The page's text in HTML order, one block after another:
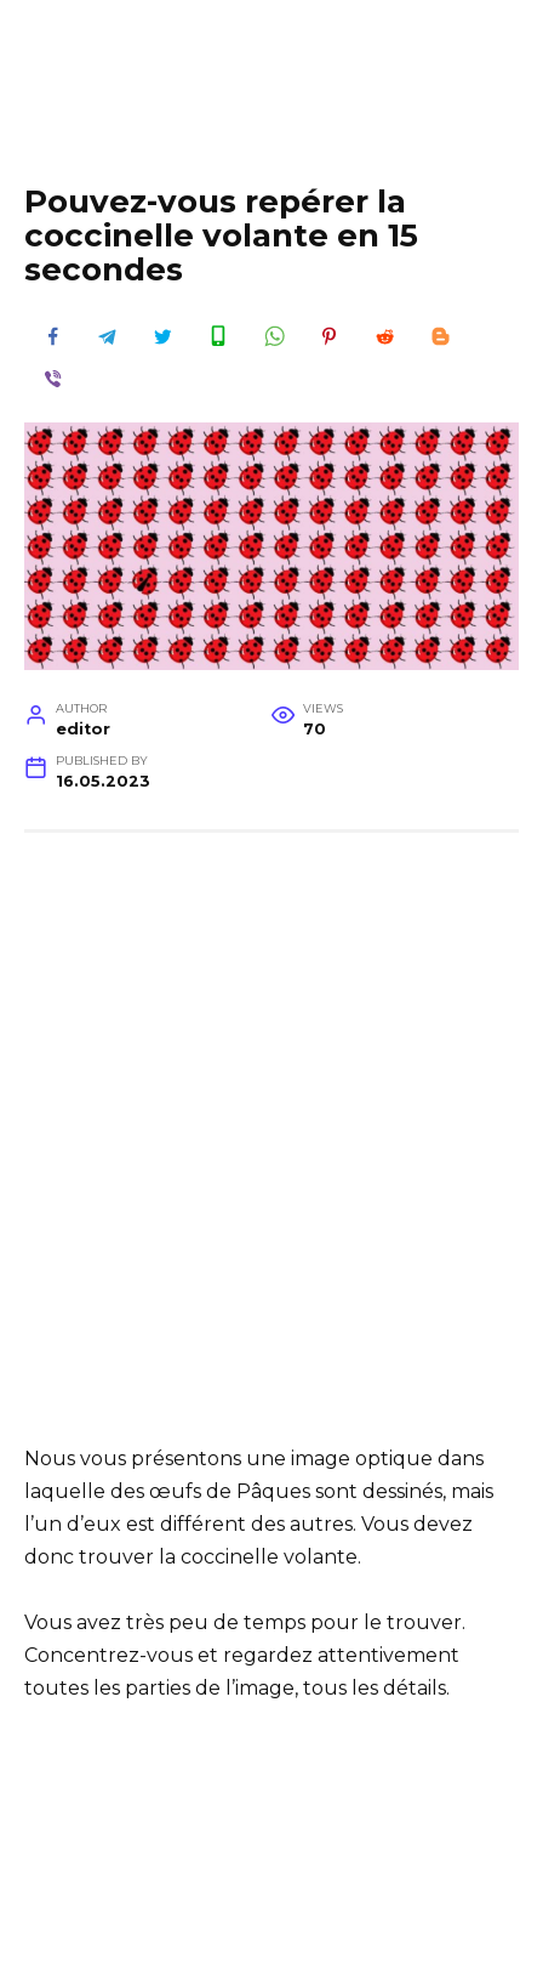
Pouvez-vous repérer la
coccinelle volante en 15
secondes
AUTHOR
editor
VIEWS
70
PUBLISHED BY
16.05.2023
Nous vous présentons une image optique dans
laquelle des œufs de Pâques sont dessinés, mais
l’un d’eux est différent des autres. Vous devez
donc trouver la coccinelle volante.
Vous avez très peu de temps pour le trouver.
Concentrez-vous et regardez attentivement
toutes les parties de l’image, tous les détails.